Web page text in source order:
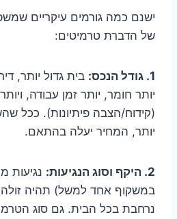
ישנם כמה גורמים עיקריים
של הדברת טרמיטים:
1. גודל הנכס:
בית גדול יותר,
יותר חומר, יותר זמן עבודה,
(קידוח/הצבה פיתיונות). ככל
יותר, המחיר יעלה בהתאם.
2. היקף וסוג הנגיעות:
נגיעות
במשקוף אחד למשל) תהיה
נרחבת בכל הבית. גם סוג